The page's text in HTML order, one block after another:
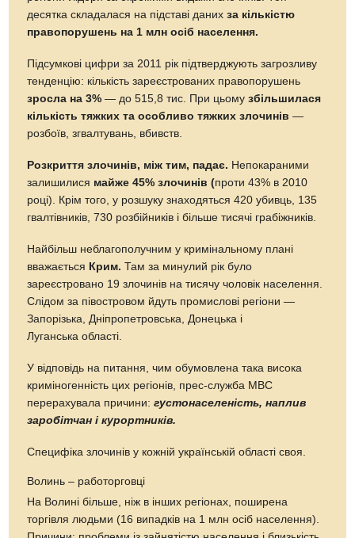
десятка складалася на підставі данихза кількістю
правопорушень на 1 млн осіб населення.
Підсумкові цифри за 2011 рік підтверджують загрозливу
тенденцію: кількість зареєстрованих правопорушень
зросла на 3% — до 515,8 тис. При цьомузбільшилася
кількість тяжких та особливо тяжких злочинів —
розбоїв, згвалтувань, вбивств.
Розкриття злочинів, між тим, падає. Непокараними
залишилися майже 45% злочинів (проти 43% в 2010
році). Крім того, у розшуку знаходяться 420 убивць, 135
гвалтівників, 730 розбійників і більше тисячі грабіжників.
Найбільш неблагополучним у кримінальному плані
вважається Крим. Там за минулий рік було
зареєстровано 19 злочинів на тисячу чоловік населення.
Слідом за півостровом йдуть промислові регіони —
Запорізька, Дніпропетровська, Донецька і
Луганська області.
У відповідь на питання, чим обумовлена ​​така висока
криміногенність цих регіонів, прес-служба МВС
перерахувала причини: густонаселеність, наплив
заробітчан і курортників.
Специфіка злочинів у кожній українській області своя.
Волинь – работорговці
На Волині більше, ніж в інших регіонах, поширена
торгівля людьми (16 випадків на 1 млн осіб населення).